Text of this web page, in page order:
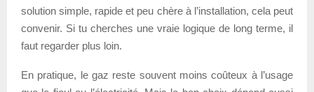
solution simple, rapide et peu chère à l’installation, cela peut
convenir. Si tu cherches une vraie logique de long terme, il
faut regarder plus loin.
En pratique, le gaz reste souvent moins coûteux à l’usage